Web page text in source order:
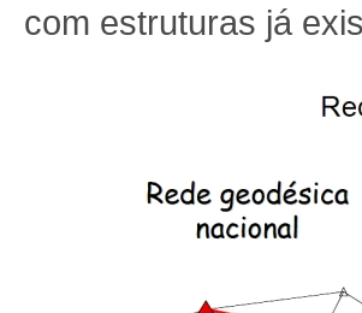
com estruturas já